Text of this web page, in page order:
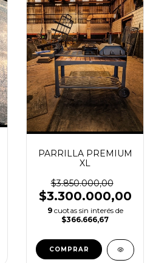
PARRILLA PREMIUM
XL
$3.850.000,00
$3.300.000,00
9 cuotas sin interés de
$366.666,67